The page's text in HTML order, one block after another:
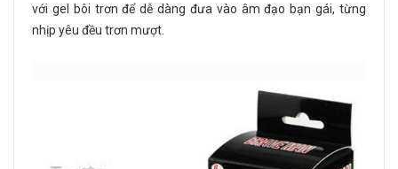
với gel bôi trơn để dễ dàng đưa vào âm đạo bạn gái, từng
nhịp yêu đều trơn mượt.